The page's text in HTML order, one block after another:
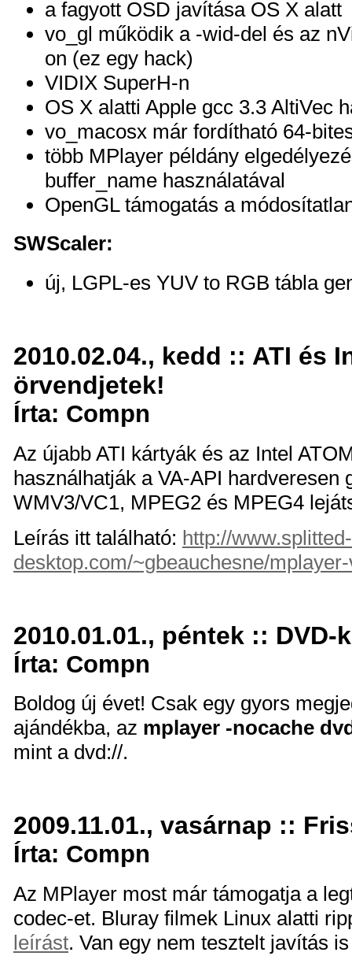
a fagyott OSD javítása OS X alatt
vo_gl működik a -wid-del és az
on (ez egy hack)
VIDIX SuperH-n
OS X alatti Apple gcc 3.3 AltiVec
vo_macosx már fordítható 64-
több MPlayer példány
buffer_name használatával
OpenGL támogatás a
SWScaler:
új, LGPL-es YUV to RGB tábla
2010.02.04., kedd :: ATI és
örvendjetek!
Írta: Compn
Az újabb ATI kártyák és az Intel
használhatják a VA-API hardveresen
WMV3/VC1, MPEG2 és MPEG4
Leírás itt található: http://www.splitted-
desktop.com/~gbeauchesne/
2010.01.01., péntek :: DVD-k
Írta: Compn
Boldog új évet! Csak egy gyors
ajándékba, az mplayer -nocache
mint a dvd://.
2009.11.01., vasárnap ::
Írta: Compn
Az MPlayer most már támogatja a
codec-et. Bluray filmek Linux alatti
leírást. Van egy nem tesztelt javítás